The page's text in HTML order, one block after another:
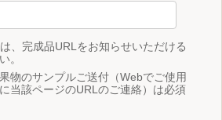
、完成品URLをお知らせいただける
。
物のサンプルご送付（Webでご使用
当該ページのURLのご連絡）は必須